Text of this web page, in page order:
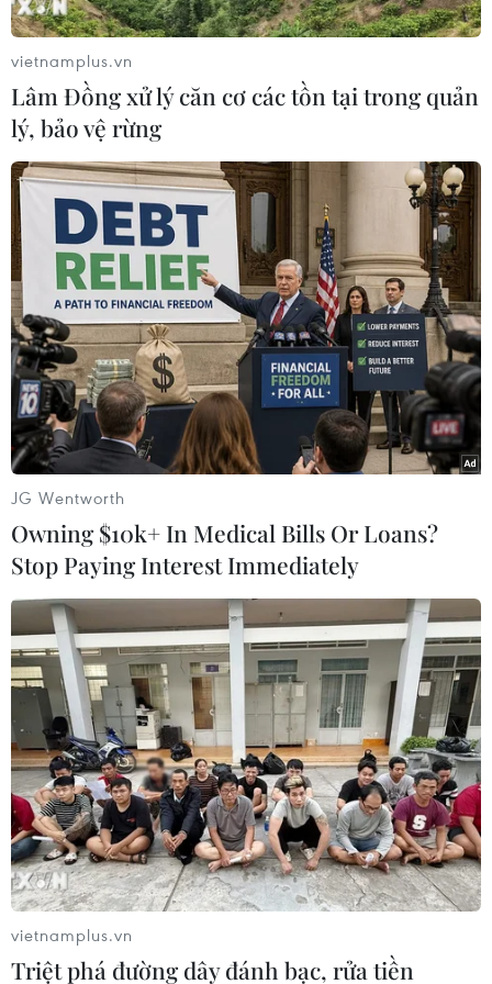
Ảnh minh họa. (Nguồn: TTXVN)
Bộ Tài chính “đòi” cổ tức BIDV, Vietinbank
Một câu chuyện thú vị trong năm qua là hồi
tháng Năm, Bộ Tài chính đề nghị Ngân hàng
Nhà nước chỉ đạo người đại diện phần vốn Nhà
nước tại BIDV và Vietinbank biểu quyết chia cổ
tức năm tài chính 2015 bằng tiền mặt và nộp về
ngân sách.
Nhiều ý kiến thắc mắc, phải chăng vì năm 2016
thu ngân sách gặp khó nên cơ quan chức năng
phải “đòi” từ những ngân hàng trên nhưng đại
diện Bộ Tài chính sau đó đã phủ nhận ý kiến
này.
vietnamplus.vn
Lâm Đồng xử lý căn cơ các tồn tại trong quản
lý, bảo vệ rừng
JG Wentworth
Owning $10k+ In Medical Bills Or Loans?
Stop Paying Interest Immediately
vietnamplus.vn
Triệt phá đường dây đánh bạc, rửa tiền